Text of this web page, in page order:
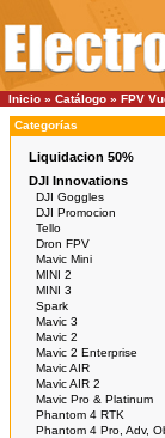
Inicio » Catálogo » FPV
Categorías
Liquidacion 50%
DJI Innovations
DJI Goggles
DJI Promocion
Tello
Dron FPV
Mavic Mini
MINI 2
MINI 3
Spark
Mavic 3
Mavic 2
Mavic 2 Enterprise
Mavic AIR
Mavic AIR 2
Mavic Pro & Platinum
Phantom 4 RTK
Phantom 4 Pro, Adv,